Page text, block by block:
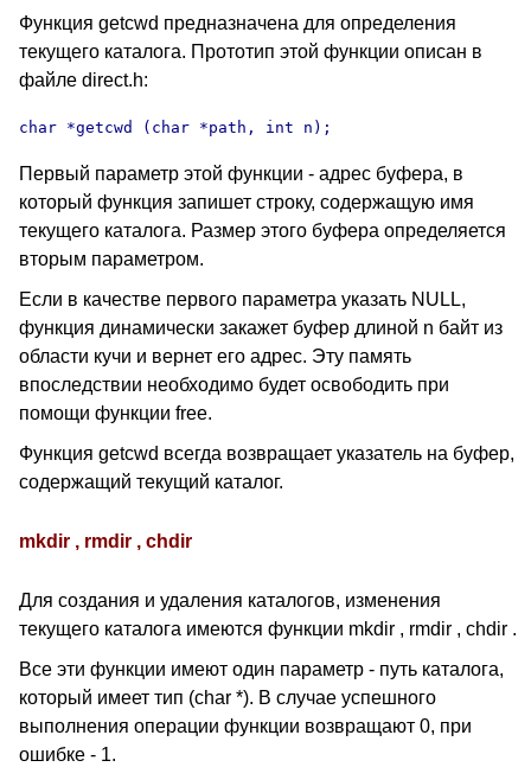
Функция getcwd предназначена для определения
текущего каталога. Прототип этой функции описан в
файле direct.h:
char *getcwd (char *path, int n);
Первый параметр этой функции - адрес буфера, в
который функция запишет строку, содержащую имя
текущего каталога. Размер этого буфера определяется
вторым параметром.
Если в качестве первого параметра указать NULL,
функция динамически закажет буфер длиной n байт из
области кучи и вернет его адрес. Эту память
впоследствии необходимо будет освободить при
помощи функции free.
Функция getcwd всегда возвращает указатель на буфер,
содержащий текущий каталог.
mkdir , rmdir , chdir
Для создания и удаления каталогов, изменения
текущего каталога имеются функции mkdir , rmdir , chdir .
Все эти функции имеют один параметр - путь каталога,
который имеет тип (char *). В случае успешного
выполнения операции функции возвращают 0, при
ошибке - 1.